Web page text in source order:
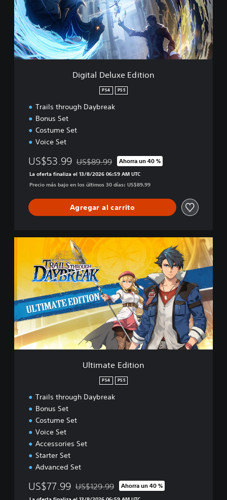
D
a
y
b
r
e
l
D
e
l
u
x
Digital Deluxe Edition
PS4 PS5
Trails through Daybreak
Bonus Set
Costume Set
Voice Set
US$53.99 Rebajado del precio original de US$89.99
US$89.99 Ahorra un 40 %
La oferta finaliza el 13/8/2026 06:59 AM UTC
Precio más bajo en los últimos 30 días: US$89.99
Agregar al carrito
a
t
E
d
i
t
Ultimate Edition
PS4 PS5
Trails through Daybreak
Bonus Set
Costume Set
Voice Set
Accessories Set
Starter Set
Advanced Set
US$77.99 Rebajado del precio original de US$129.99
US$129.99 Ahorra un 40 %